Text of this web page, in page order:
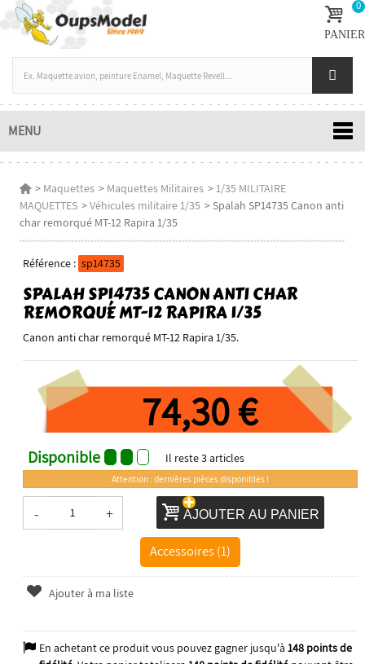
0
PANIER
MENU
> Maquettes > Maquettes Militaires >1/35 MILITAIRE
MAQUETTES >Véhicules militaire 1/35 > Spalah SP14735 Canon anti
char remorqué MT-12 Rapira 1/35
Référence : sp14735
SPALAH SP14735 CANON ANTI CHAR
REMORQUÉ MT-12 RAPIRA 1/35
Canon anti char remorqué MT-12 Rapira 1/35.
74,30 €
Disponible Il reste3articles
Attention : dernières pièces disponibles !
- + AJOUTER AU PANIER
Accessoires (1)
Ajouter à ma liste
En achetant ce produit vous pouvez gagner jusqu'à 148points de